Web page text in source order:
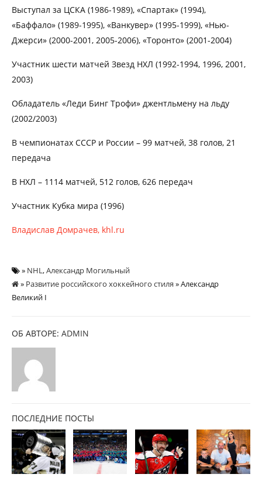
Выступал за ЦСКА (1986-1989), «Спартак» (1994),
«Баффало» (1989-1995), «Ванкувер» (1995-1999), «Нью-
Джерси» (2000-2001, 2005-2006), «Торонто» (2001-2004)
Участник шести матчей Звезд НХЛ (1992-1994, 1996, 2001,
2003)
Обладатель «Леди Бинг Трофи» джентльмену на льду
(2002/2003)
В чемпионатах СССР и России – 99 матчей, 38 голов, 21
передача
В НХЛ – 1114 матчей, 512 голов, 626 передач
Участник Кубка мира (1996)
Владислав Домрачев, khl.ru
» NHL,Александр Могильный
» Развитие российского хоккейного стиля » Александр
Великий I
ОБ АВТОРЕ: ADMIN
ПОСЛЕДНИЕ ПОСТЫ